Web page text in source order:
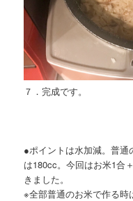
７．完成です。
●ポイントは水加減。普
は180cc。今回はお米1合
きました。
※全部普通のお米で作る時